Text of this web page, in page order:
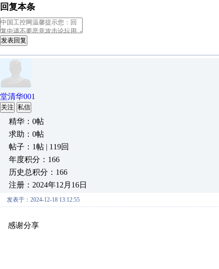
回复本条
发表回复
堂清华001
关注 私信
精华：0帖
求助：0帖
帖子：1帖 | 119回
年度积分：166
历史总积分：166
注册：2024年12月16日
发表于：2024-12-18 13:12:55
感谢分享